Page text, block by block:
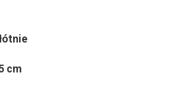
cm